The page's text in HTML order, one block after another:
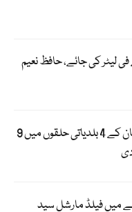
قیمت 228 روپے فی لیٹر کی جائے، حافظ نعیم
الیکشن کمیشن نے بلوچستان کے 4 بلدیاتی حلقوں میں 9
میں فیلڈ مارشل سید